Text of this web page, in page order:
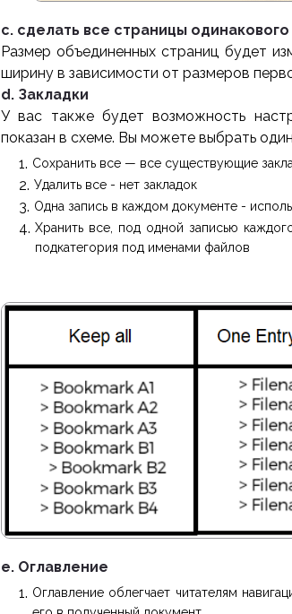
c. сделать все страницы
Размер объединенных страниц будет
ширину в зависимости от размеров
d. Закладки
У вас также будет возможность
показан в схеме. Вы можете выбрать
Сохранить все — все существующие
Удалить все - нет закладок
Одна запись в каждом документе -
Хранить все, под одной записью
подкатегория под именами файлов
e. Оглавление
Оглавление облегчает читателям